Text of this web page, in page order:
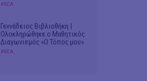
#ΝΕΑ
Γεννάδειος Βιβλιοθήκη |
Ολοκληρώθηκε ο Μαθητικός
Διαγωνισμός «Ο Τόπος μου»
#ΝΕΑ